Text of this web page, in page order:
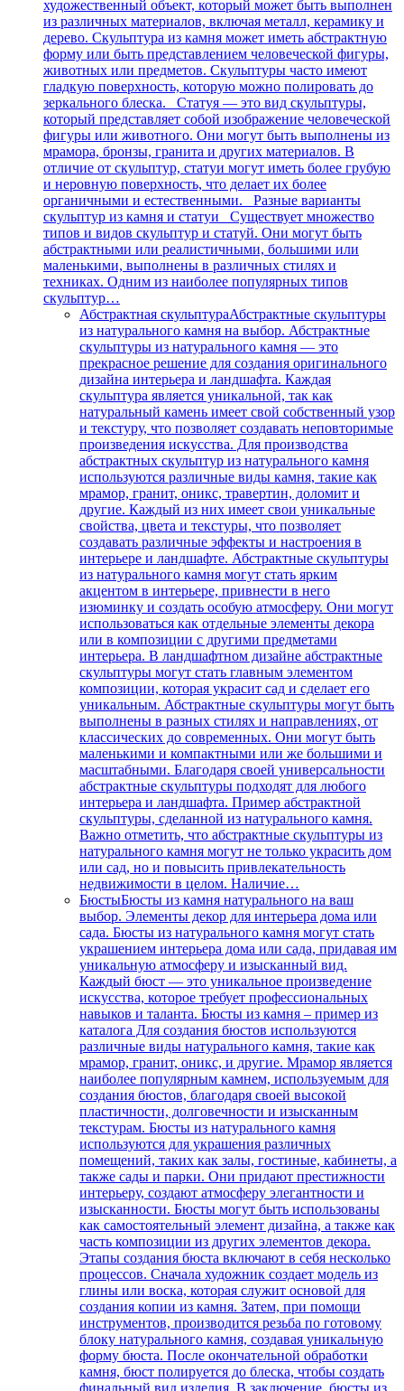
художественный объект, который может быть выполнен
из различных материалов, включая металл, керамику и
дерево. Скульптура из камня может иметь абстрактную
форму или быть представлением человеческой фигуры,
животных или предметов. Скульптуры часто имеют
гладкую поверхность, которую можно полировать до
зеркального блеска. Статуя — это вид скульптуры,
который представляет собой изображение человеческой
фигуры или животного. Они могут быть выполнены из
мрамора, бронзы, гранита и других материалов. В
отличие от скульптур, статуи могут иметь более грубую
и неровную поверхность, что делает их более
органичными и естественными. Разные варианты
скульптур из камня и статуи Существует множество
типов и видов скульптур и статуй. Они могут быть
абстрактными или реалистичными, большими или
маленькими, выполнены в различных стилях и
техниках. Одним из наиболее популярных типов
скульптур…
Абстрактная скульптураАбстрактные скульптуры
из натурального камня на выбор. Абстрактные
скульптуры из натурального камня — это
прекрасное решение для создания оригинального
дизайна интерьера и ландшафта. Каждая
скульптура является уникальной, так как
натуральный камень имеет свой собственный узор
и текстуру, что позволяет создавать неповторимые
произведения искусства. Для производства
абстрактных скульптур из натурального камня
используются различные виды камня, такие как
мрамор, гранит, оникс, травертин, доломит и
другие. Каждый из них имеет свои уникальные
свойства, цвета и текстуры, что позволяет
создавать различные эффекты и настроения в
интерьере и ландшафте. Абстрактные скульптуры
из натурального камня могут стать ярким
акцентом в интерьере, привнести в него
изюминку и создать особую атмосферу. Они могут
использоваться как отдельные элементы декора
или в композиции с другими предметами
интерьера. В ландшафтном дизайне абстрактные
скульптуры могут стать главным элементом
композиции, которая украсит сад и сделает его
уникальным. Абстрактные скульптуры могут быть
выполнены в разных стилях и направлениях, от
классических до современных. Они могут быть
маленькими и компактными или же большими и
масштабными. Благодаря своей универсальности
абстрактные скульптуры подходят для любого
интерьера и ландшафта. Пример абстрактной
скульптуры, сделанной из натурального камня.
Важно отметить, что абстрактные скульптуры из
натурального камня могут не только украсить дом
или сад, но и повысить привлекательность
недвижимости в целом. Наличие…
БюстыБюсты из камня натурального на ваш
выбор. Элементы декор для интерьера дома или
сада. Бюсты из натурального камня могут стать
украшением интерьера дома или сада, придавая им
уникальную атмосферу и изысканный вид.
Каждый бюст — это уникальное произведение
искусства, которое требует профессиональных
навыков и таланта. Бюсты из камня – пример из
каталога Для создания бюстов используются
различные виды натурального камня, такие как
мрамор, гранит, оникс, и другие. Мрамор является
наиболее популярным камнем, используемым для
создания бюстов, благодаря своей высокой
пластичности, долговечности и изысканным
текстурам. Бюсты из натурального камня
используются для украшения различных
помещений, таких как залы, гостиные, кабинеты, а
также сады и парки. Они придают престижности
интерьеру, создают атмосферу элегантности и
изысканности. Бюсты могут быть использованы
как самостоятельный элемент дизайна, а также как
часть композиции из других элементов декора.
Этапы создания бюста включают в себя несколько
процессов. Сначала художник создает модель из
глины или воска, которая служит основой для
создания копии из камня. Затем, при помощи
инструментов, производится резьба по готовому
блоку натурального камня, создавая уникальную
форму бюста. После окончательной обработки
камня, бюст полируется до блеска, чтобы создать
финальный вид изделия. В заключение, бюсты из